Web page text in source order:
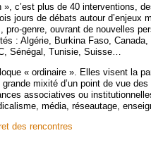
», c’est plus de 40 interventions,
jours de débats autour d’enjeux
genre, ouvrant de nouvelles
: Algérie, Burkina Faso, Canada,
Sénégal, Tunisie, Suisse…
« ordinaire ». Elles visent la
grande mixité d’un point de vue
associatives ou
média, réseautage,
des rencontres